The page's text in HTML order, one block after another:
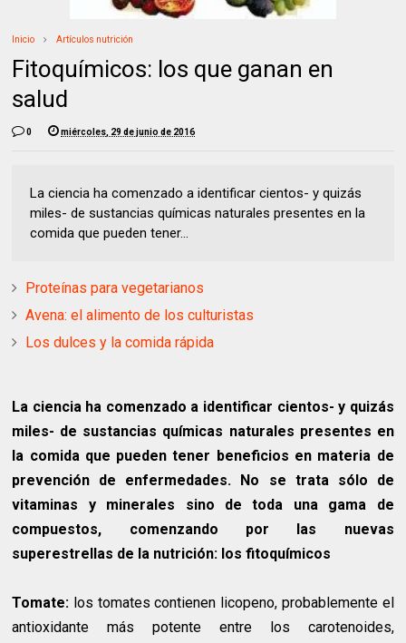
Inicio Artículos nutrición
Fitoquímicos: los que ganan en
salud
0 miércoles, 29 de junio de 2016
La ciencia ha comenzado a identificar cientos- y quizás
miles- de sustancias químicas naturales presentes en la
comida que pueden tener...
Proteínas para vegetarianos
Avena: el alimento de los culturistas
Los dulces y la comida rápida
La ciencia ha comenzado a identificar cientos- y quizás
miles- de sustancias químicas naturales presentes en
la comida que pueden tener beneficios en materia de
prevención de enfermedades. No se trata sólo de
vitaminas y minerales sino de toda una gama de
compuestos, comenzando por las nuevas
superestrellas de la nutrición: los fitoquímicos
Tomate: los tomates contienen licopeno, probablemente el
antioxidante más potente entre los carotenoides,